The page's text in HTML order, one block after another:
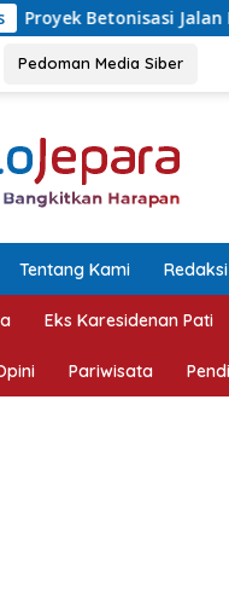
Rusak Parah di
Pedoman Media Siber
Tentang Kami Redaksi
Eks Karesidenan Pati
Pariwisata